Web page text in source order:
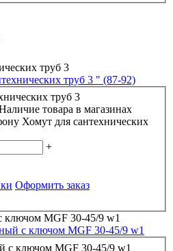
труб 3 " (87-92)
товара в магазинах
Хомут для сантехнических
+
Оформить заказ
с ключом MGF 30-45/9 w1